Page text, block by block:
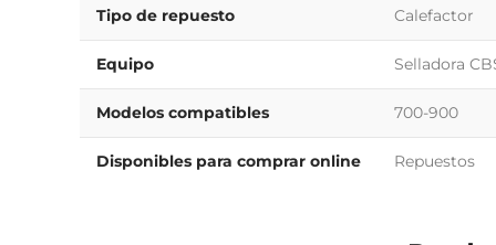
Tipo de repuesto Calefactor
Equipo Selladora
Modelos compatibles 700-900
Disponibles para comprar online Repuestos